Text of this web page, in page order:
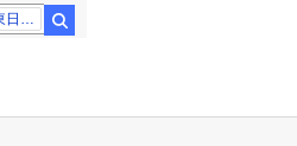
白樺学園 東日大昌平